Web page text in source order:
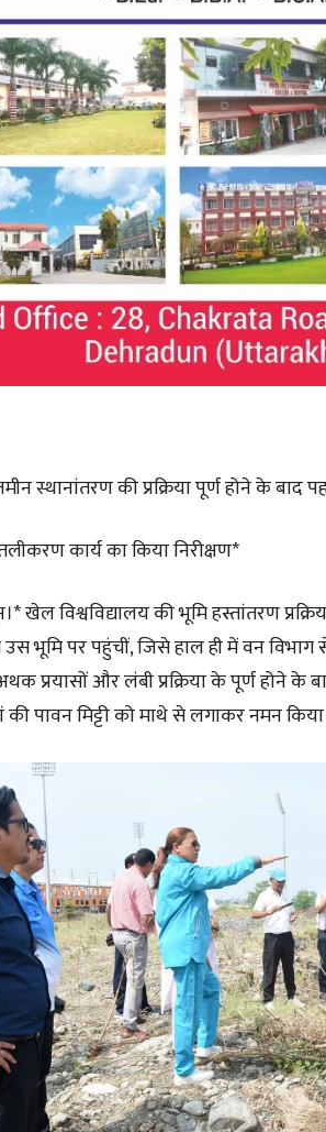
स्थानांतरण की प्रक्रिया पूर्ण होने के बाद
कार्य का किया निरीक्षण*
खेल विश्वविद्यालय की भूमि हस्तांतरण
उस भूमि पर पहुंचीं, जिसे हाल ही में वन
प्रयासों और लंबी प्रक्रिया के पूर्ण होने
पावन मिट्टी को माथे से लगाकर नमन